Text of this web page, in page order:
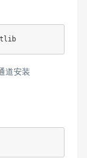
道安装